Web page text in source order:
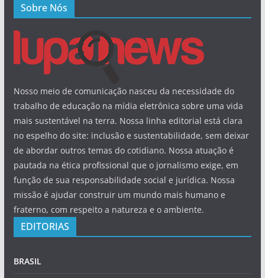
Sobre Nós
Nosso meio de comunicação nasceu da necessidade do
trabalho de educação na mídia eletrônica sobre uma vida
mais sustentável na terra. Nossa linha editorial está clara
no espelho do site: inclusão e sustentabilidade, sem deixar
de abordar outros temas do cotidiano. Nossa atuação é
pautada na ética profissional que o jornalismo exige, em
função de sua responsabilidade social e jurídica. Nossa
missão é ajudar construir um mundo mais humano e
fraterno, com respeito a natureza e o ambiente.
EDITORIAS
BRASIL